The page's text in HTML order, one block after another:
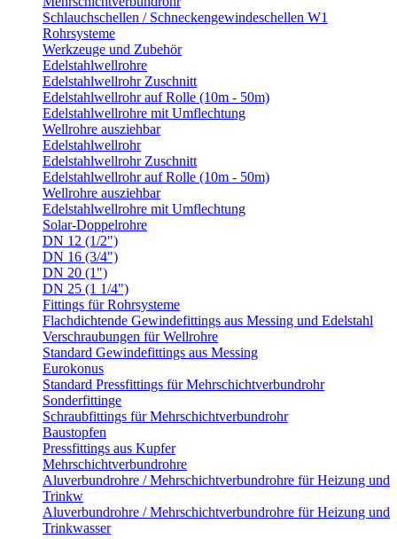
Schlauchschellen / Schneckengewindeschellen W1
Rohrsysteme
Werkzeuge und Zubehör
Edelstahlwellrohre
Edelstahlwellrohr Zuschnitt
Edelstahlwellrohr auf Rolle (10m - 50m)
Edelstahlwellrohre mit Umflechtung
Wellrohre ausziehbar
Edelstahlwellrohr
Edelstahlwellrohr Zuschnitt
Edelstahlwellrohr auf Rolle (10m - 50m)
Wellrohre ausziehbar
Edelstahlwellrohre mit Umflechtung
Solar-Doppelrohre
DN 12 (1/2")
DN 16 (3/4")
DN 20 (1")
DN 25 (1 1/4")
Fittings für Rohrsysteme
Flachdichtende Gewindefittings aus Messing und Edelstahl
Verschraubungen für Wellrohre
Standard Gewindefittings aus Messing
Eurokonus
Standard Pressfittings für Mehrschichtverbundrohr
Sonderfittinge
Schraubfittings für Mehrschichtverbundrohr
Baustopfen
Pressfittings aus Kupfer
Mehrschichtverbundrohre
Aluverbundrohre / Mehrschichtverbundrohre für Heizung und
Trinkw
Aluverbundrohre / Mehrschichtverbundrohre für Heizung und
Trinkwasser